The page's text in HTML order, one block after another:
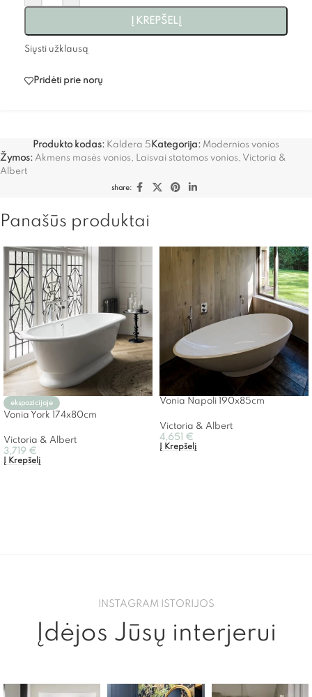
Į KREPŠELĮ
Siųsti užklausą
Pridėti prie norų
Produkto kodas: Kaldera 5 Kategorija: Modernios vonios
Žymos: Akmens masės vonios, Laisvai statomos vonios, Victoria &
Albert
share:
Panašūs produktai
ekspozicijoje
Vonia York 174x80cm
Victoria & Albert
3,719 €
Į Krepšelį
Vonia Napoli 190x85cm
Victoria & Albert
4,651 €
Į Krepšelį
INSTAGRAM ISTORIJOS
Įdėjos Jūsų interjerui